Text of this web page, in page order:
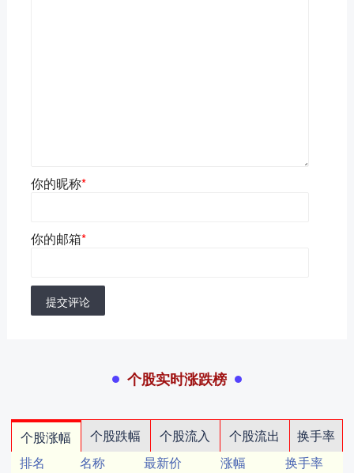
你的昵称*
你的邮箱*
提交评论
个股实时涨跌榜
个股涨幅 个股跌幅 个股流入 个股流出
换手率
排名
名称 最新价 涨幅
换手率